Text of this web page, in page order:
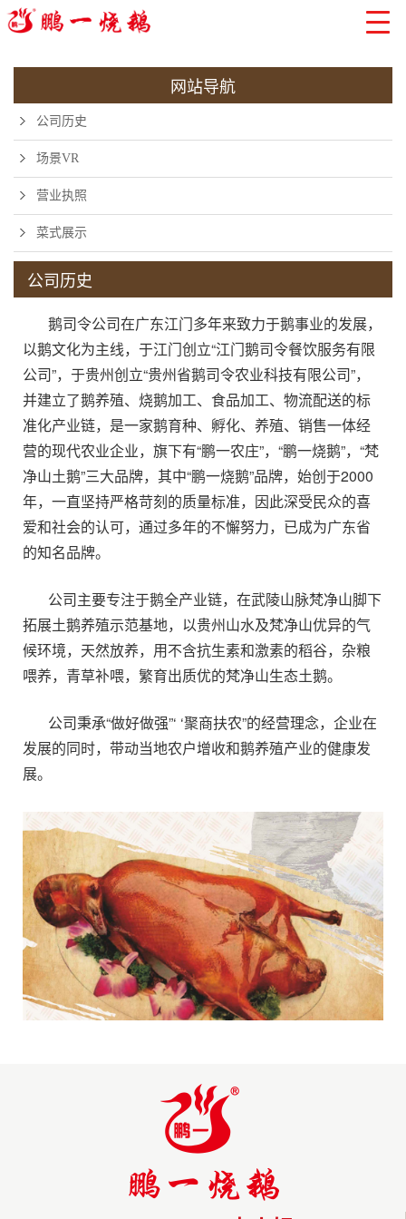
网站导航
公司历史
场景VR
营业执照
菜式展示
公司历史
当前位置:
鹅司令公司在广东江门多年来致力于鹅事业的发展，
以鹅文化为主线，于江门创立“江门鹅司令餐饮服务有限
公司”，于贵州创立“贵州省鹅司令农业科技有限公司”，
并建立了鹅养殖、烧鹅加工、食品加工、物流配送的标
准化产业链，是一家鹅育种、孵化、养殖、销售一体经
营的现代农业企业，旗下有“鹏一农庄”，“鹏一烧鹅”，“梵
净山土鹅”三大品牌，其中“鹏一烧鹅”品牌，始创于2000
年，一直坚持严格苛刻的质量标准，因此深受民众的喜
爱和社会的认可，通过多年的不懈努力，已成为广东省
的知名品牌。
公司主要专注于鹅全产业链，在武陵山脉梵净山脚下
拓展土鹅养殖示范基地，以贵州山水及梵净山优异的气
候环境，天然放养，用不含抗生素和激素的稻谷，杂粮
喂养，青草补喂，繁育出质优的梵净山生态土鹅。
公司秉承“做好做强”‘ ‘聚商扶农”的经营理念，企业在
发展的同时，带动当地农户增收和鹅养殖产业的健康发
展。